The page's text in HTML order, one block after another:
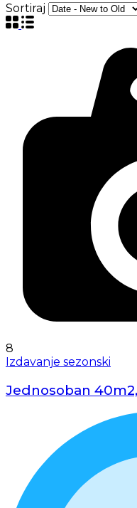
Sortiraj
8
Izdavanje sezonski
Jednosoban